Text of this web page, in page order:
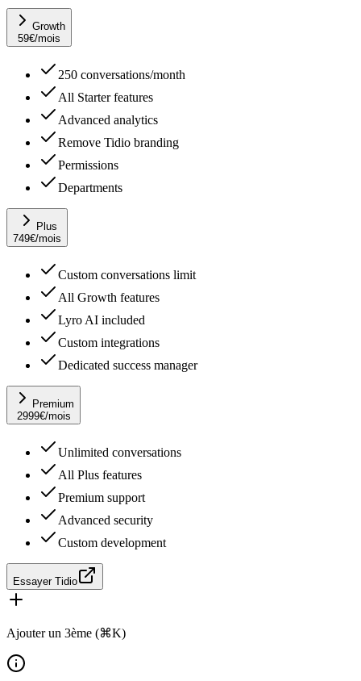
Growth
59€/mois
250 conversations/month
All Starter features
Advanced analytics
Remove Tidio branding
Permissions
Departments
Plus
749€/mois
Custom conversations limit
All Growth features
Lyro AI included
Custom integrations
Dedicated success manager
Premium
2999€/mois
Unlimited conversations
All Plus features
Premium support
Advanced security
Custom development
Essayer Tidio
Ajouter un 3ème (⌘K)